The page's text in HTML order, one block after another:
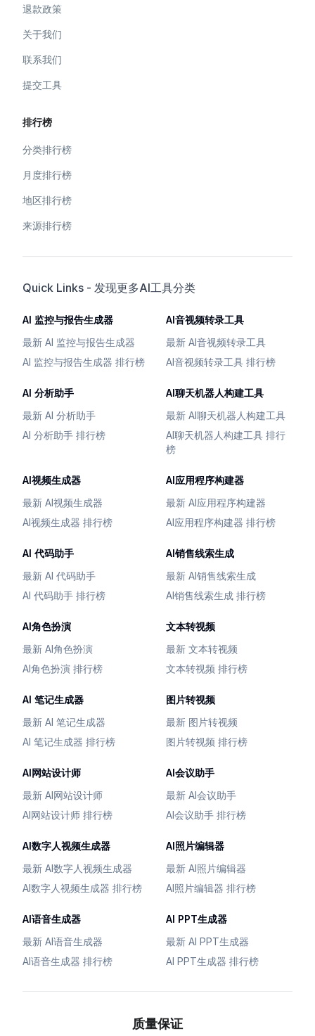
退款政策
关于我们
联系我们
提交工具
排行榜
分类排行榜
月度排行榜
地区排行榜
来源排行榜
Quick Links - 发现更多AI工具分类
AI 监控与报告生成器
最新 AI 监控与报告生成器
AI 监控与报告生成器 排行榜
AI音视频转录工具
最新 AI音视频转录工具
AI音视频转录工具 排行榜
AI 分析助手
最新 AI 分析助手
AI 分析助手 排行榜
AI聊天机器人构建工具
最新 AI聊天机器人构建工具
AI聊天机器人构建工具 排行
榜
AI视频生成器
最新 AI视频生成器
AI视频生成器 排行榜
AI应用程序构建器
最新 AI应用程序构建器
AI应用程序构建器 排行榜
AI 代码助手
最新 AI 代码助手
AI 代码助手 排行榜
AI销售线索生成
最新 AI销售线索生成
AI销售线索生成 排行榜
AI角色扮演
最新 AI角色扮演
AI角色扮演 排行榜
文本转视频
最新 文本转视频
文本转视频 排行榜
AI 笔记生成器
最新 AI 笔记生成器
AI 笔记生成器 排行榜
图片转视频
最新 图片转视频
图片转视频 排行榜
AI网站设计师
最新 AI网站设计师
AI网站设计师 排行榜
AI会议助手
最新 AI会议助手
AI会议助手 排行榜
AI数字人视频生成器
最新 AI数字人视频生成器
AI数字人视频生成器 排行榜
AI照片编辑器
最新 AI照片编辑器
AI照片编辑器 排行榜
AI语音生成器
最新 AI语音生成器
AI语音生成器 排行榜
AI PPT生成器
最新 AI PPT生成器
AI PPT生成器 排行榜
质量保证